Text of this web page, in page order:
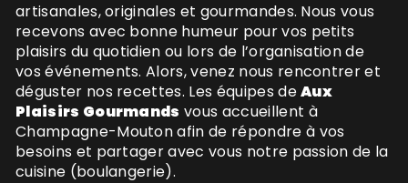
artisanales, originales et gourmandes. Nous vous
recevons avec bonne humeur pour vos petits
plaisirs du quotidien ou lors de l’organisation de
vos événements. Alors, venez nous rencontrer et
déguster nos recettes. Les équipes deAux
Plaisirs Gourmands vous accueillent à
Champagne-Mouton afin de répondre à vos
besoins et partager avec vous notre passion de la
cuisine (boulangerie).